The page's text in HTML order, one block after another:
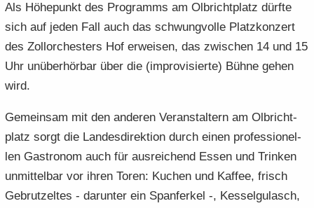
Als Hö­he­punkt des Pro­gramms am Ol­bricht­platz dürf­te
sich auf jeden Fall auch das schwung­vol­le Platz­kon­zert
des Zoll­or­ches­ters Hof er­wei­sen, das zwi­schen 14 und 15
Uhr un­über­hör­bar über die (im­pro­vi­sier­te) Bühne gehen
wird.
Ge­mein­sam mit den an­de­ren Ver­an­stal­tern am Ol­bricht­
platz sorgt die Lan­des­di­rek­ti­on durch einen pro­fes­sio­nel­
len Gas­tro­nom auch für aus­rei­chend Essen und Trin­ken
un­mit­tel­bar vor ihren Toren: Ku­chen und Kaf­fee, frisch
Ge­brut­zel­tes - dar­un­ter ein Span­fer­kel -, Kes­sel­gu­lasch,